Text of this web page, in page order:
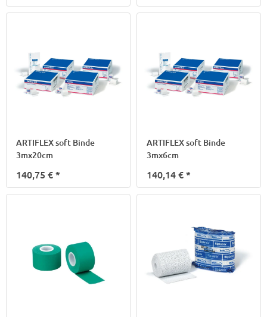
ARTIFLEX soft Binde
3mx20cm
140,75 €*
ARTIFLEX soft Binde
3mx6cm
140,14 €*